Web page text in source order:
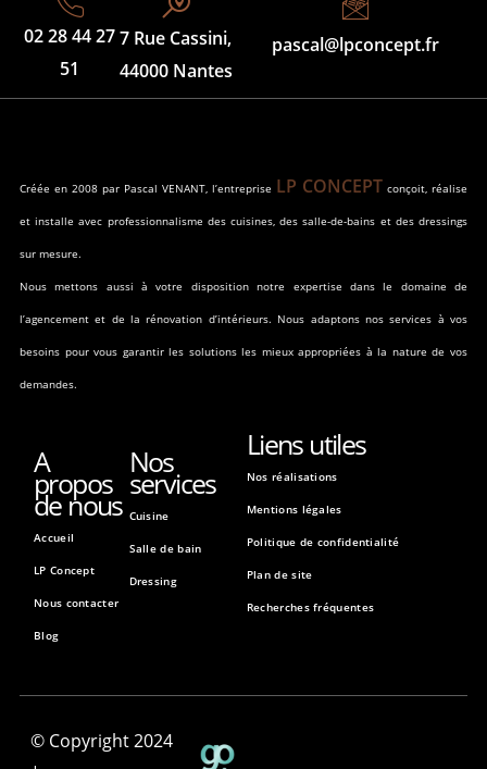
02 28 44 27
51
7 Rue Cassini,
44000 Nantes
pascal@lpconcept.fr
Créée en 2008 par Pascal VENANT, l’entreprise LP CONCEPT conçoit, réalise
et installe avec professionnalisme des cuisines, des salle-de-bains et des dressings
sur mesure.
Nous mettons aussi à votre disposition notre expertise dans le domaine de
l’agencement et de la rénovation d’intérieurs. Nous adaptons nos services à vos
besoins pour vous garantir les solutions les mieux appropriées à la nature de vos
demandes.
A
propos
de nous
Accueil
LP Concept
Nous contacter
Blog
Nos
services
Cuisine
Salle de bain
Dressing
Liens utiles
Nos réalisations
Mentions légales
Politique de confidentialité
Plan de site
Recherches fréquentes
© Copyright 2024